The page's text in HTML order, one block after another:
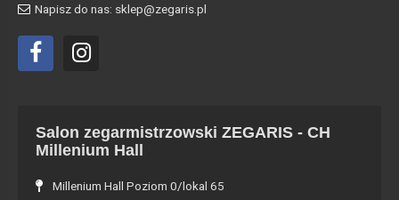
Napisz do nas: sklep@zegaris.pl
Salon zegarmistrzowski ZEGARIS - CH
Millenium Hall
Millenium Hall Poziom 0/lokal 65